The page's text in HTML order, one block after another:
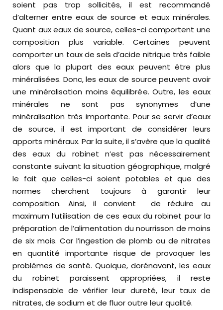
soient pas trop sollicités, il est recommandé
d’alterner entre eaux de source et eaux minérales.
Quant aux eaux de source, celles-ci comportent une
composition plus variable. Certaines peuvent
comporter un taux de sels d’acide nitrique très faible
alors que la plupart des eaux peuvent être plus
minéralisées. Donc, les eaux de source peuvent avoir
une minéralisation moins équilibrée. Outre, les eaux
minérales ne sont pas synonymes d’une
minéralisation très importante. Pour se servir d’eaux
de source, il est important de considérer leurs
apports minéraux. Par la suite, il s’avère que la qualité
des eaux du robinet n’est pas nécessairement
constante suivant la situation géographique, malgré
le fait que celles-ci soient potables et que des
normes cherchent toujours à garantir leur
composition. Ainsi, il convient de réduire au
maximum l’utilisation de ces eaux du robinet pour la
préparation de l’alimentation du nourrisson de moins
de six mois. Car l’ingestion de plomb ou de nitrates
en quantité importante risque de provoquer les
problèmes de santé. Quoique, dorénavant, les eaux
du robinet paraissent appropriées, il reste
indispensable de vérifier leur dureté, leur taux de
nitrates, de sodium et de fluor outre leur qualité.